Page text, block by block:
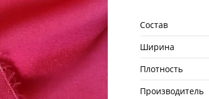
Состав
Ширина
Плотность
Производитель